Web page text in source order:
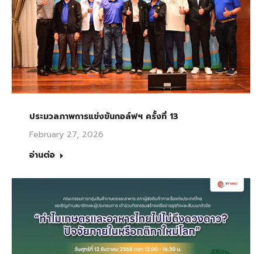
ประมวลภาพการแข่งขันกอล์ฟฯ ครั้งที่ 13
February 27, 2026
อ่านต่อ